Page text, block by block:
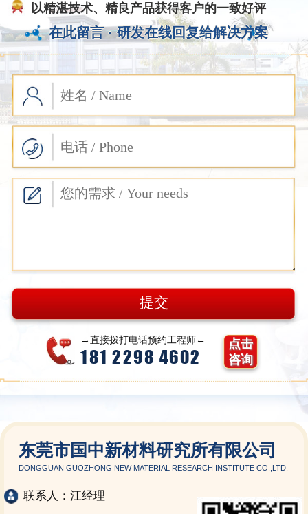
以精湛技术、精良产品获得客户的一致好评
在此留言 · 研发在线回复给解决方案
→直接拨打电话预约工程师←
181 2298 4602
点击
咨询
东莞市国中新材料研究所有限公司
DONGGUAN GUOZHONG NEW MATERIAL RESEARCH INSTITUTE CO.,LTD.
联系人：江经理